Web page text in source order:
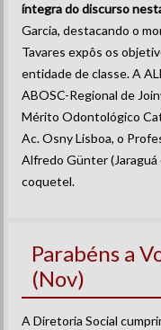
íntegra do discurso
Garcia, destacando o
Tavares expôs os
entidade de classe. A
ABOSC-Regional de
Mérito Odontológico
Ac. Osny Lisboa, o
Alfredo Günter (Jaraguá
coquetel.
Parabéns a
(Nov)
A Diretoria Social